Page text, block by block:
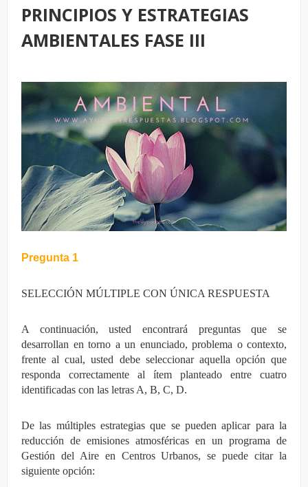
PRINCIPIOS Y ESTRATEGIAS
AMBIENTALES FASE III
Pregunta 1
SELECCIÓN MÚLTIPLE CON ÚNICA RESPUESTA
A continuación, usted encontrará preguntas que se
desarrollan en torno a un enunciado, problema o contexto,
frente al cual, usted debe seleccionar aquella opción que
responda correctamente al ítem planteado entre cuatro
identificadas con las letras A, B, C, D.
De las múltiples estrategias que se pueden aplicar para la
reducción de emisiones atmosféricas en un programa de
Gestión del Aire en Centros Urbanos, se puede citar la
siguiente opción: